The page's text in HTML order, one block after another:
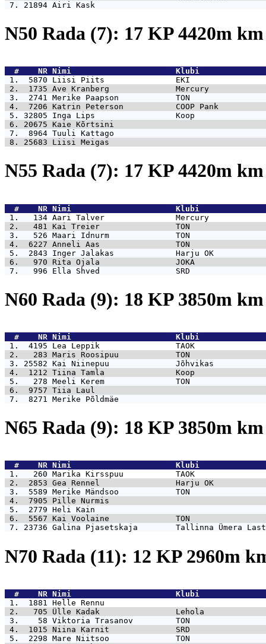
7. 21894 Airi Kask
N50 Rada (7): 17 KP 4420m
  #    NR
Nimi                      Klubi
1.  5870 Liisi Piits               EKI
2.  1735 Ave Kranberg              Mercury
3.  2741 Merike Paapson            TON
4.  7206 Katrin Peterson           COOP Pank
5. 32805 Inga Lips                 Koop
6. 20675 Kaie Kõrtsini
7.  8964 Tuuli Kattago
8. 25683 Liisi Meigas
N55 Rada (7): 17 KP 4420m
  #    NR
Nimi                      Klubi
1.   134 Aari Talver               Mercury
2.   481 Kai Treier                TON
3.   526 Maari Idnurm              TON
4.  6227 Anneli Aas                TON
5.  2843 Inger Jalakas             Harju OK
6.   970 Rita Ojala                JOKA
7.   996 Ella Shved                SRD
N60 Rada (9): 18 KP 3850m
  #    NR
Nimi                      Klubi
1.  4195 Lea Leppik                TAOK
2.   283 Maris Roosipuu            TON
3. 25582 Kai Niinepuu              Jõhvikas
4.  1212 Tiina Tamla               Koop
5.   278 Meeli Kerem               TON
6.  9757 Tiia Laul
7.  8271 Merike Põldmäe
N65 Rada (9): 18 KP 3850m
  #    NR
Nimi                      Klubi
1.   260 Marika Kirsspuu           TAOK
2.  2853 Gea Rennel                Harju OK
3.  5589 Merike Mändsoo            TON
4.  7905 Pille Nurmis
5.  2779 Heli Kain
6.  5567 Kai Voolaine              TON
7. 23736 Galina Pjasetskaja        Tallinna Ümera
N70 Rada (11): 12 KP 2960m
  #    NR
Nimi                      Klubi
1.  1881 Helle Rennu
2.   705 Ülle Kadak                Lehola
3.    58 Viktoria Trasanov         TON
4.  1015 Niina Karnit              SRD
5.  2298 Mare Niitsoo              TON